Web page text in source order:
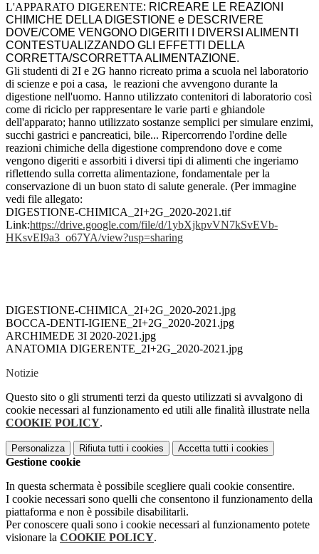
L'APPARATO DIGERENTE: RICREARE LE REAZIONI
CHIMICHE DELLA DIGESTIONE e DESCRIVERE
DOVE/COME VENGONO DIGERITI I DIVERSI ALIMENTI
CONTESTUALIZZANDO GLI EFFETTI DELLA
CORRETTA/SCORRETTA ALIMENTAZIONE.
Gli studenti di 2I e 2G hanno ricreato prima a scuola nel laboratorio
di scienze e poi a casa, le reazioni che avvengono durante la
digestione nell'uomo. Hanno utilizzato contenitori di laboratorio così
come di riciclo per rappresentare le varie parti e ghiandole
dell'apparato; hanno utilizzato sostanze semplici per simulare enzimi,
succhi gastrici e pancreatici, bile... Ripercorrendo l'ordine delle
reazioni chimiche della digestione comprendono dove e come
vengono digeriti e assorbiti i diversi tipi di alimenti che ingeriamo
riflettendo sulla corretta alimentazione, fondamentale per la
conservazione di un buon stato di salute generale. (Per immagine
vedi file allegato:
DIGESTIONE-CHIMICA_2I+2G_2020-2021.tif
Link:https://drive.google.com/file/d/1ybXjkpvVN7kSvEVb-
HKsvEI9a3_o67YA/view?usp=sharing
DIGESTIONE-CHIMICA_2I+2G_2020-2021.jpg
BOCCA-DENTI-IGIENE_2I+2G_2020-2021.jpg
ARCHIMEDE 3I 2020-2021.jpg
ANATOMIA DIGERENTE_2I+2G_2020-2021.jpg
Notizie
Questo sito o gli strumenti terzi da questo utilizzati si avvalgono di
cookie necessari al funzionamento ed utili alle finalità illustrate nella
COOKIE POLICY.
Personalizza Rifiuta tutti i cookies Accetta tutti i cookies
Gestione cookie
In questa schermata è possibile scegliere quali cookie consentire.
I cookie necessari sono quelli che consentono il funzionamento della
piattaforma e non è possibile disabilitarli.
Per conoscere quali sono i cookie necessari al funzionamento potete
visionare la COOKIE POLICY.